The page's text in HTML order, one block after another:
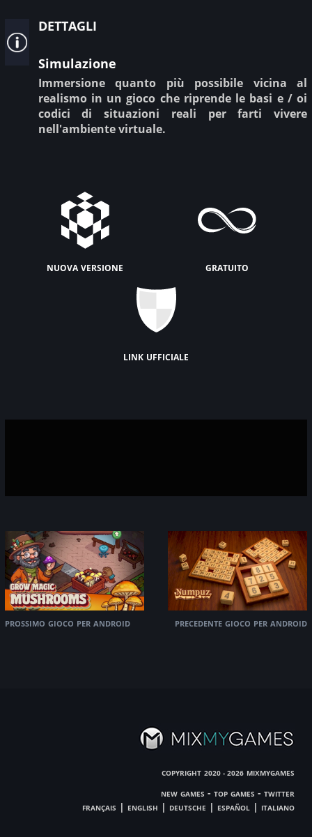
dettagli
Simulazione
Immersione quanto più possibile vicina al
realismo in un gioco che riprende le basi e / oi
codici di situazioni reali per farti vivere
nell'ambiente virtuale.
nuova versione gratuito
link ufficiale
prossimo gioco per android precedente gioco per android
copyright 2020 - 2026 mixmygames
new games - top games - twitter
français | english | deutsche | español | italiano